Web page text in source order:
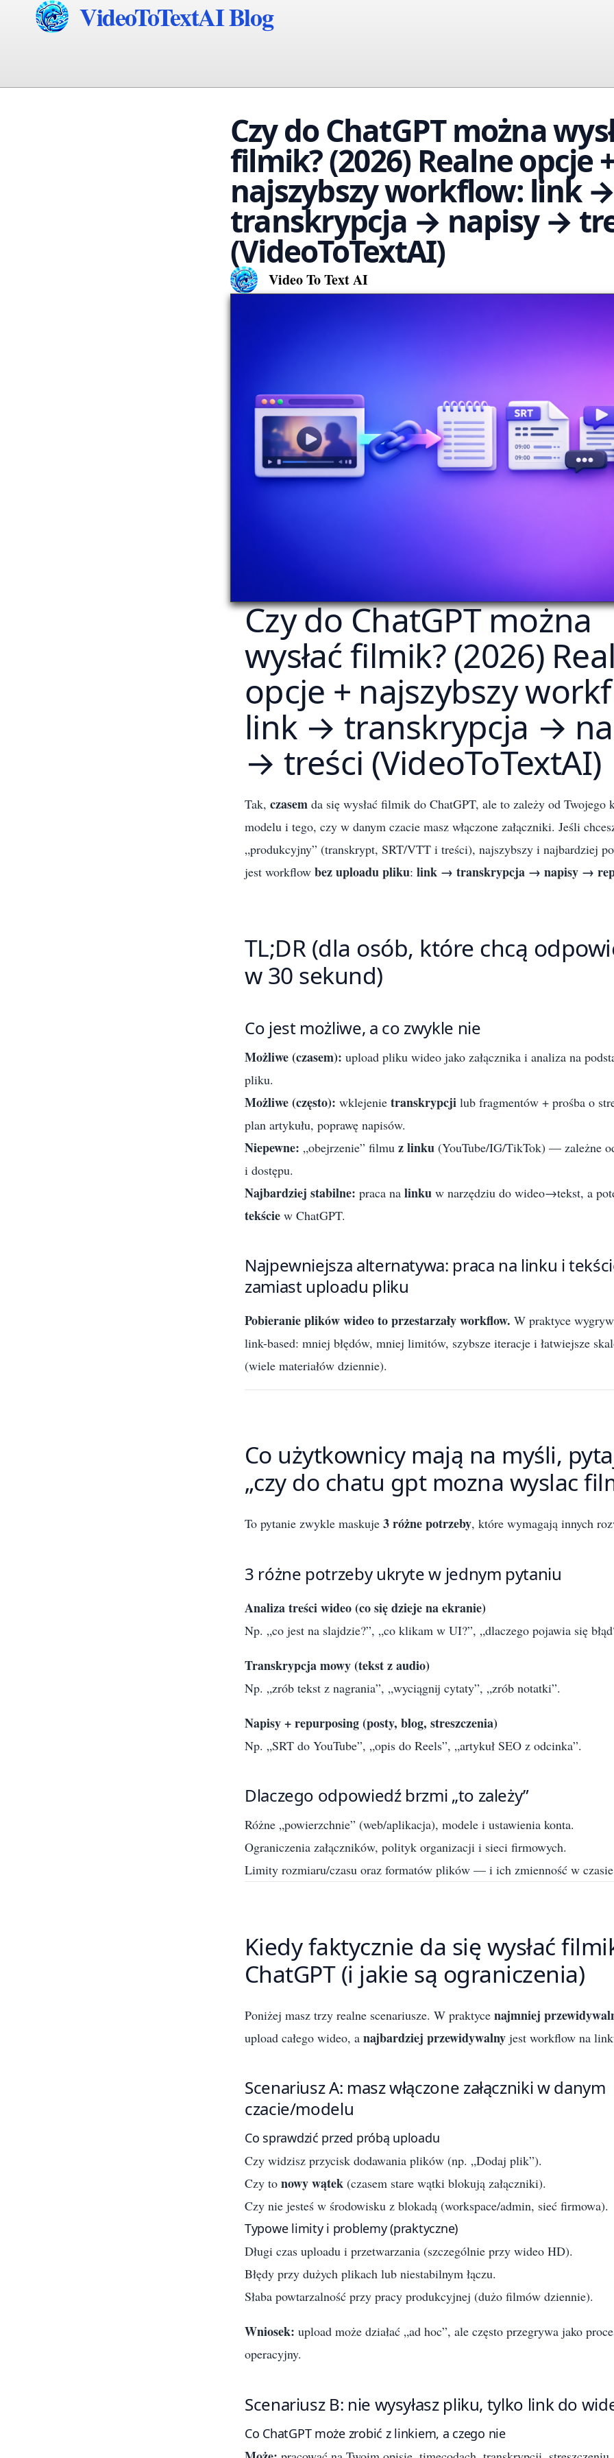
VideoToTextAI Blog
Czy do ChatGPT można
filmik? (2026) Realne opcje
najszybszy workflow: link
transkrypcja → napisy →
(VideoToTextAI)
Video To Text AI
Czy do ChatGPT można
wysłać filmik? (2026)
opcje + najszybszy
link → transkrypcja →
→ treści (VideoToTextAI)
Tak, czasem da się wysłać filmik do ChatGPT, ale to zależy od Twojego
modelu i tego, czy w danym czacie masz włączone załączniki. Jeśli
„produkcyjny” (transkrypt, SRT/VTT i treści), najszybszy i najbardziej
jest workflow bez uploadu pliku: link → transkrypcja → napisy →
TL;DR (dla osób, które chcą
w 30 sekund)
Co jest możliwe, a co zwykle nie
Możliwe (czasem): upload pliku wideo jako załącznika i analiza na
pliku.
Możliwe (często): wklejenie transkrypcji lub fragmentów + prośba o
plan artykułu, poprawę napisów.
Niepewne: „obejrzenie” filmu z linku (YouTube/IG/TikTok) — zależne
i dostępu.
Najbardziej stabilne: praca na linku w narzędziu do wideo→tekst, a
tekście w ChatGPT.
Najpewniejsza alternatywa: praca na linku i
zamiast uploadu pliku
Pobieranie plików wideo to przestarzały workflow. W praktyce
link-based: mniej błędów, mniej limitów, szybsze iteracje i łatwiejsze
(wiele materiałów dziennie).
Co użytkownicy mają na myśli,
„czy do chatu gpt mozna wyslac
To pytanie zwykle maskuje 3 różne potrzeby, które wymagają innych
3 różne potrzeby ukryte w jednym pytaniu
Analiza treści wideo (co się dzieje na ekranie)
Np. „co jest na slajdzie?”, „co klikam w UI?”, „dlaczego pojawia się
Transkrypcja mowy (tekst z audio)
Np. „zrób tekst z nagrania”, „wyciągnij cytaty”, „zrób notatki”.
Napisy + repurposing (posty, blog, streszczenia)
Np. „SRT do YouTube”, „opis do Reels”, „artykuł SEO z odcinka”.
Dlaczego odpowiedź brzmi „to zależy”
Różne „powierzchnie” (web/aplikacja), modele i ustawienia konta.
Ograniczenia załączników, polityk organizacji i sieci firmowych.
Limity rozmiaru/czasu oraz formatów plików — i ich zmienność w
Kiedy faktycznie da się wysłać
ChatGPT (i jakie są ograniczenia)
Poniżej masz trzy realne scenariusze. W praktyce najmniej
upload całego wideo, a najbardziej przewidywalny jest workflow na
Scenariusz A: masz włączone załączniki w danym
czacie/modelu
Co sprawdzić przed próbą uploadu
Czy widzisz przycisk dodawania plików (np. „Dodaj plik”).
Czy to nowy wątek (czasem stare wątki blokują załączniki).
Czy nie jesteś w środowisku z blokadą (workspace/admin, sieć firmowa).
Typowe limity i problemy (praktyczne)
Długi czas uploadu i przetwarzania (szczególnie przy wideo HD).
Błędy przy dużych plikach lub niestabilnym łączu.
Słaba powtarzalność przy pracy produkcyjnej (dużo filmów dziennie).
Wniosek: upload może działać „ad hoc”, ale często przegrywa jako
operacyjny.
Scenariusz B: nie wysyłasz pliku, tylko link do
Co ChatGPT może zrobić z linkiem, a czego nie